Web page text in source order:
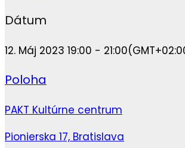
Dátum
12. Máj 2023 19:00 - 21:00
Poloha
PAKT Kultúrne centrum
Pionierska 17, Bratislava